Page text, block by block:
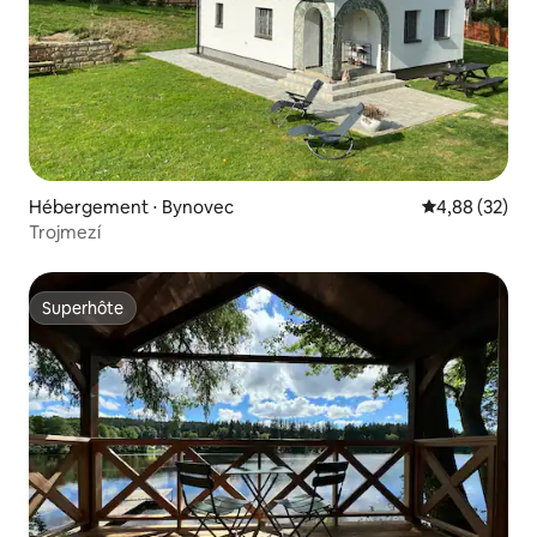
Hébergement ⋅ Bynovec Évaluation
4,88 (32)
Trojmezí
Superhôte
Superhôte